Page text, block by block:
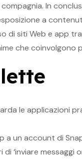
compagnia. In
a
di siti Web e app
che coinvolgono
le applicazioni
a un account di
‘inviare messaggi